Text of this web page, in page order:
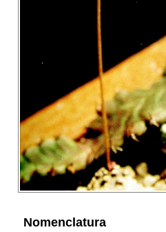
Nomenclatura